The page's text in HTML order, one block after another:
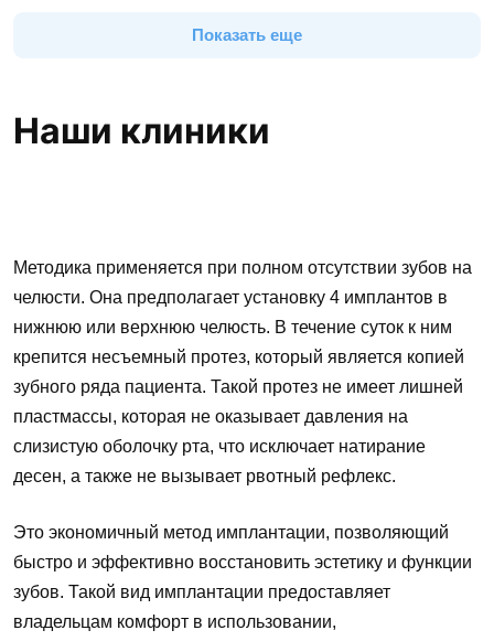
Показать еще
Наши клиники
Методика применяется при полном отсутствии зубов на
челюсти. Она предполагает установку 4 имплантов в
нижнюю или верхнюю челюсть. В течение суток к ним
крепится несъемный протез, который является копией
зубного ряда пациента. Такой протез не имеет лишней
пластмассы, которая не оказывает давления на
слизистую оболочку рта, что исключает натирание
десен, а также не вызывает рвотный рефлекс.
Это экономичный метод имплантации, позволяющий
быстро и эффективно восстановить эстетику и функции
зубов. Такой вид имплантации предоставляет
владельцам комфорт в использовании,